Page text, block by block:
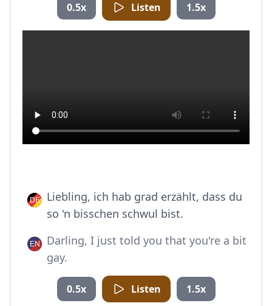
0.5x Listen 1.5x
Liebling, ich hab grad erzählt, dass du
so 'n bisschen schwul bist.
Darling, I just told you that you're a bit
gay.
0.5x Listen 1.5x